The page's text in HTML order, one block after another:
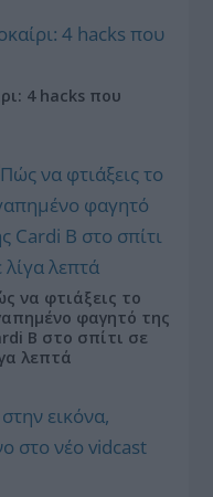
4 hacks που
να φτιάξεις το
φαγητό της
B στο σπίτι σε
λεπτά